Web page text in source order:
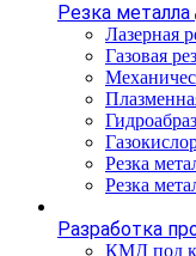
Резка металла
Лазерная
Газовая
Резка
Резка
Разработка
КМД под